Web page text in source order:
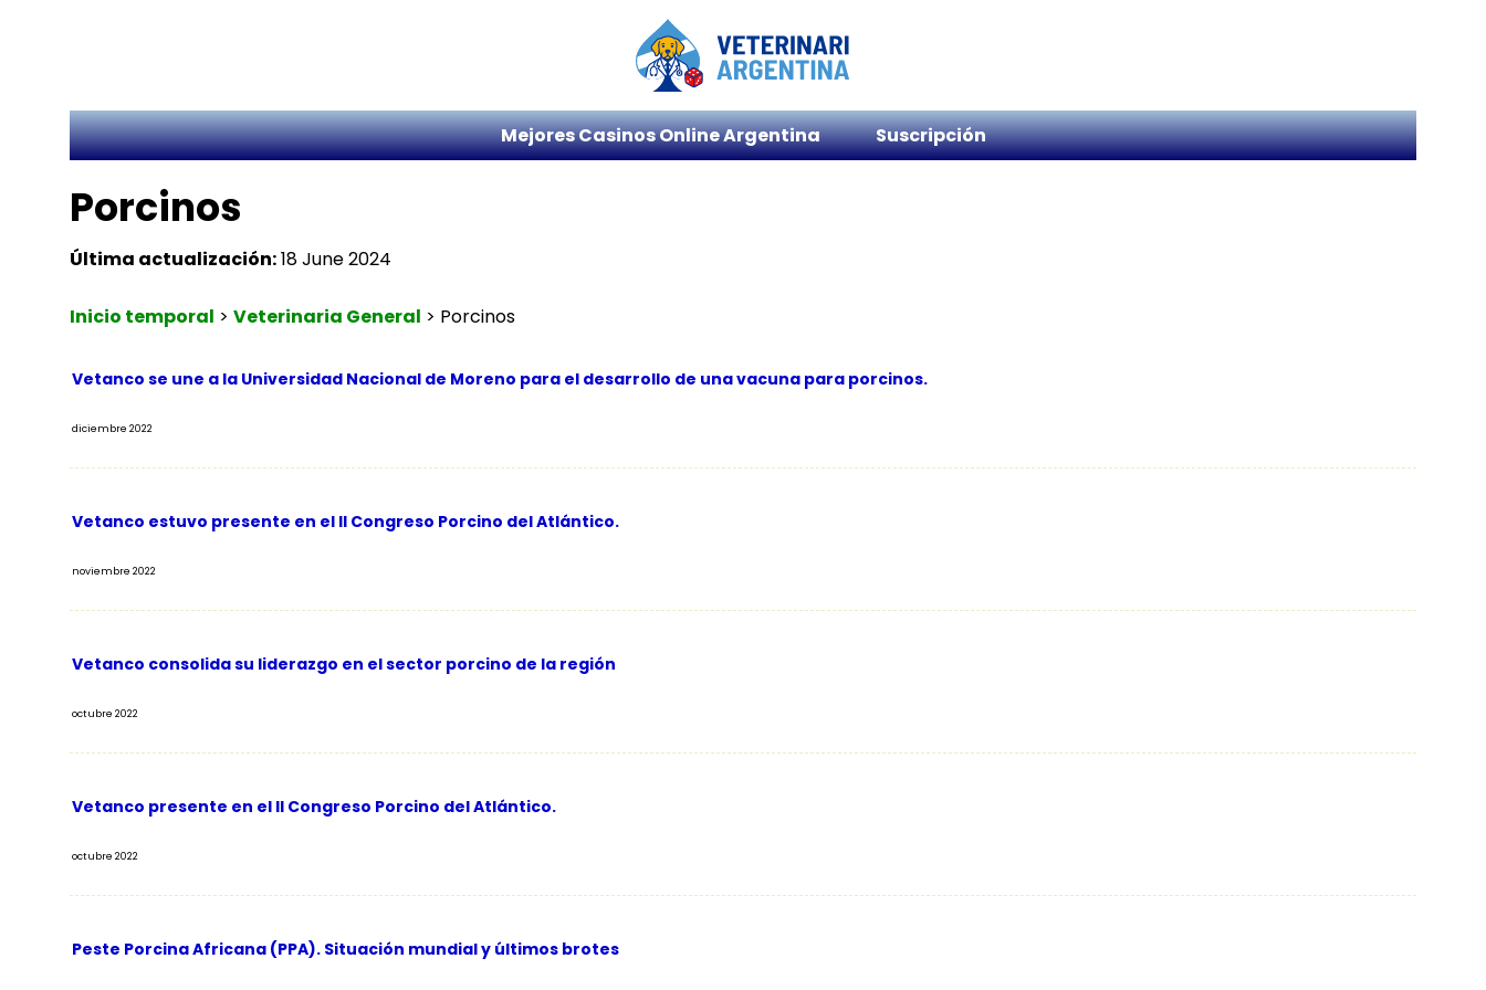
Mejores Casinos Online Argentina Suscripción
Porcinos
Última actualización:18 June 2024
Inicio temporal > Veterinaria General > Porcinos
Vetanco se une a la Universidad Nacional de Moreno para el desarrollo de una vacuna para porcinos.
diciembre 2022
Vetanco estuvo presente en el II Congreso Porcino del Atlántico.
noviembre 2022
Vetanco consolida su liderazgo en el sector porcino de la región
octubre 2022
Vetanco presente en el II Congreso Porcino del Atlántico.
octubre 2022
Peste Porcina Africana (PPA). Situación mundial y últimos brotes